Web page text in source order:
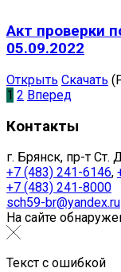
Акт проверки
05.09.2022
Открыть Скачать
1 2 Вперед
Контакты
г. Брянск, пр-т Ст.
+7 (483) 241-6146,
+7 (483) 241-8000
sch59-br@yandex.ru
На сайте
Текст с ошибкой